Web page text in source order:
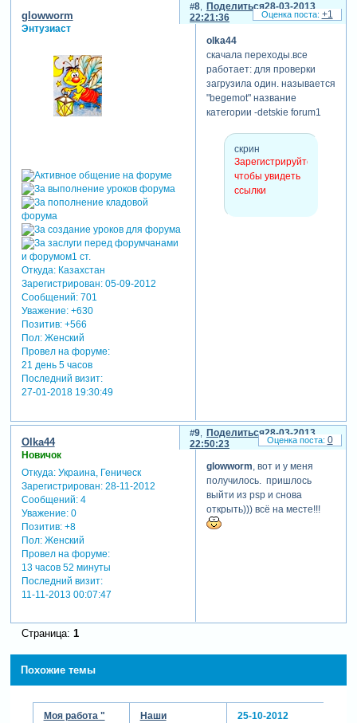
переходы). но внутри
самого слайда вы можете
использовать
ограниченный набор
переходов, которые уже
заложены в программу.
скрин3
ссылки
Поделиться
8
28-03-2013
22:21:36
glowworm
Энтузиаст
Откуда:Казахстан
Зарегистрирован: 05-09-2012
Сообщений:701
Уважение: +630
Позитив: +566
Пол:Женский
Провел на форуме:
21 день 5 часов
Последний визит:
27-01-2018 19:30:49
olka44
скачала переходы.все
работает: для проверки
загрузила один. называется
"begemot" название
категории -detskie forum1
скрин
Зарегистрируйтесь,
чтобы увидеть
ссылки
+1
Поделиться
9
28-03-2013
22:50:23
Olka44
Новичок
Откуда:Украина, Геническ
Зарегистрирован: 28-11-2012
Сообщений:4
Уважение: 0
Позитив: +8
Пол:Женский
Провел на форуме:
13 часов 52 минуты
Последний визит:
11-11-2013 00:07:47
glowworm, вот и у меня
получилось. пришлось
выйти из psp и снова
открыть))) всё на месте!!!
0
Страница: 1
Похожие темы
Моя работа "
Наши
25-10-2012